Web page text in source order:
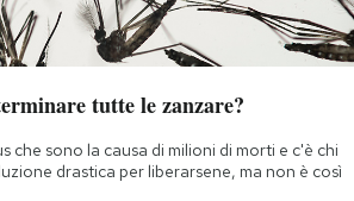
tutte le zanzare?
che sono la causa di milioni di morti e c'è chi
drastica per liberarsene, ma non è così